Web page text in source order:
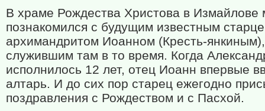
В храме Рождества Христова в Измайлове
познакомился с будущим известным
архимандритом Иоанном (Кресть-янкиным),
служившим там в то время. Когда
исполнилось 12 лет, отец Иоанн впервые
алтарь. И до сих пор старец ежегодно
поздравления с Рождеством и с Пасхой.